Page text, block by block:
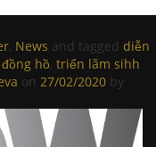
, News and tagged diễn
hồ, triển lãm sihh
on 27/02/2020 by